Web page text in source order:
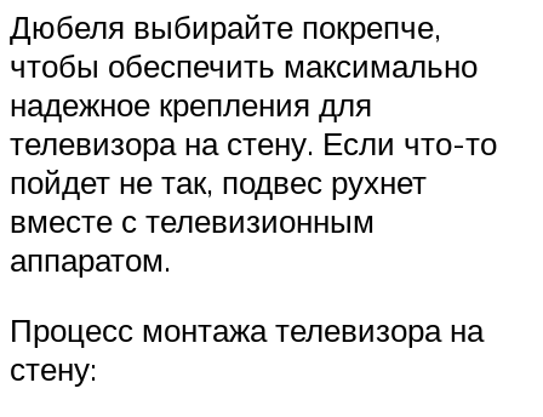
Дюбеля выбирайте покрепче,
чтобы обеспечить максимально
надежное крепления для
телевизора на стену. Если что-то
пойдет не так, подвес рухнет
вместе с телевизионным
аппаратом.
Процесс монтажа телевизора на
стену: